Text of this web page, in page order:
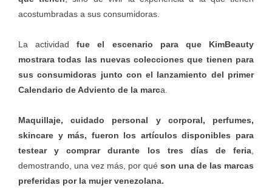
acostumbradas a sus consumidoras.
La actividadfue el escenario para que KimBeauty
mostrara todas las nuevas colecciones que tienen para
sus consumidoras junto con el lanzamiento del primer
Calendario de Adviento de la marca.
Maquillaje, cuidado personal y corporal, perfumes,
skincare y más, fueron los artículos disponibles para
testear y comprar durante los tres días de feria
demostrando, una vez más, por qué son una de las marcas
preferidas por la mujer venezolana.